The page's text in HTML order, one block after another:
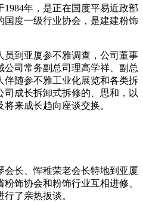
年，是正在国度平易近政部
国度一级行业协会，是建建粉饰
到亚厦参不雅调查，公司董事
司常务副总司理高学祥、副总
伴随参不雅工业化展览和各类拆
成长拆卸式拆修的、思和，以
来成长趋向座谈交换。
长、恽稚荣老会长特地到亚厦
饰协会和粉饰行业互相进修、
了亲热扳谈。